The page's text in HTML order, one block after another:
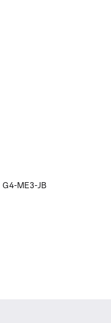
G4-ME3-JB